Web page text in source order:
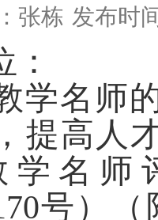
张栋 发布时
学名师
提高人
学名师
号）（